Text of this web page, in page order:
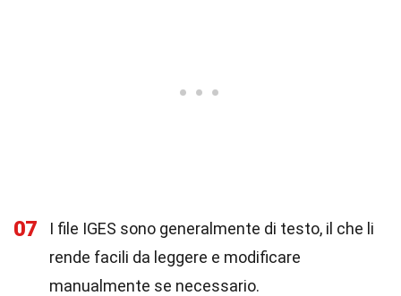
07
I file IGES sono generalmente di testo, il che li
rende facili da leggere e modificare
manualmente se necessario.